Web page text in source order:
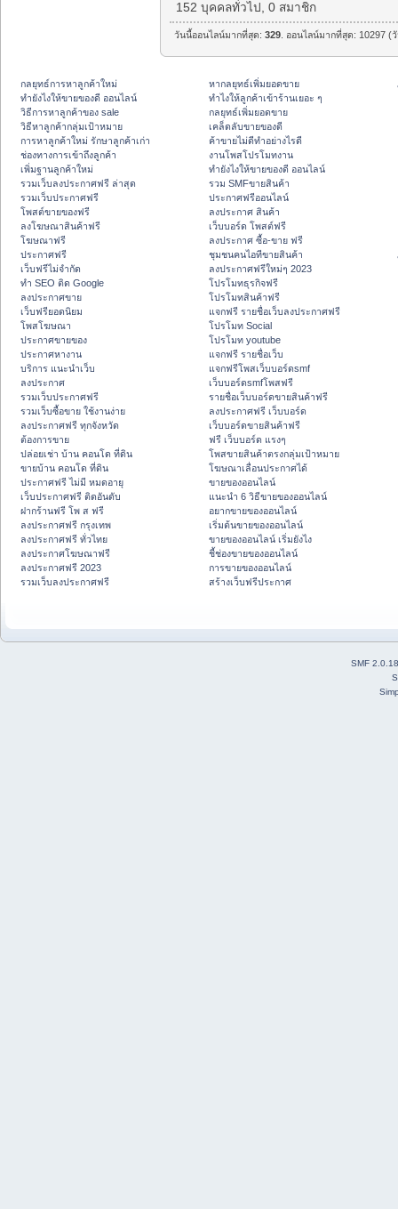
152 บุคคลทั่วไป, 0 สมาชิก
วันนี้ออนไลน์มากที่สุด:329 . ออนไลน์มากที่สุด: 10297
กลยุทธ์การหาลูกค้าใหม่
ทํายังไงให้ขายของดี ออนไลน์
วิธีการหาลูกค้าของ sale
วิธีหาลูกค้ากลุ่มเป้าหมาย
การหาลูกค้าใหม่ รักษาลูกค้าเก่า
ช่องทางการเข้าถึงลูกค้า
เพิ่มฐานลูกค้าใหม่
รวมเว็บลงประกาศฟรี ล่าสุด
รวมเว็บประกาศฟรี
โพสต์ขายของฟรี
ลงโฆษณาสินค้าฟรี
โฆษณาฟรี
ประกาศฟรี
เว็บฟรีไม่จำกัด
ทำ SEO ติด Google
ลงประกาศขาย
เว็บฟรียอดนิยม
โพสโฆษณา
ประกาศขายของ
ประกาศหางาน
บริการ แนะนำเว็บ
ลงประกาศ
รวมเว็บประกาศฟรี
รวมเว็บซื้อขาย ใช้งานง่าย
ลงประกาศฟรี ทุกจังหวัด
ต้องการขาย
ปล่อยเช่า บ้าน คอนโด ที่ดิน
ขายบ้าน คอนโด ที่ดิน
ประกาศฟรี ไม่มี หมดอายุ
เว็บประกาศฟรี ติดอันดับ
ฝากร้านฟรี โพ ส ฟรี
ลงประกาศฟรี กรุงเทพ
ลงประกาศฟรี ทั่วไทย
ลงประกาศโฆษณาฟรี
ลงประกาศฟรี 2023
รวมเว็บลงประกาศฟรี
หากลยุทธ์เพิ่มยอดขาย
ทําไงให้ลูกค้าเข้าร้านเยอะ ๆ
กลยุทธ์เพิ่มยอดขาย
เคล็ดลับขายของดี
ค้าขายไม่ดีทำอย่างไรดี
งานโพสโปรโมทงาน
ทํายังไงให้ขายของดี ออนไลน์
รวม SMFขายสินค้า
ประกาศฟรีออนไลน์
ลงประกาศ สินค้า
เว็บบอร์ด โพสต์ฟรี
ลงประกาศ ซื้อ-ขาย ฟรี
ชุมชนคนไอทีขายสินค้า
ลงประกาศฟรีใหม่ๆ 2023
โปรโมทธุรกิจฟรี
โปรโมทสินค้าฟรี
แจกฟรี รายชื่อเว็บลงประกาศฟรี
โปรโมท Social
โปรโมท youtube
แจกฟรี รายชื่อเว็บ
แจกฟรีโพสเว็บบอร์ดsmf
เว็บบอร์ดsmfโพสฟรี
รายชื่อเว็บบอร์ดขายสินค้าฟรี
ลงประกาศฟรี เว็บบอร์ด
เว็บบอร์ดขายสินค้าฟรี
ฟรี เว็บบอร์ด แรงๆ
โพสขายสินค้าตรงกลุ่มเป้าหมาย
โฆษณาเลื่อนประกาศได้
ขายของออนไลน์
แนะนำ 6 วิธีขายของออนไลน์
อยากขายของออนไลน์
เริ่มต้นขายของออนไลน์
ขายของออนไลน์ เริ่มยังไง
ชี้ช่องขายของออนไลน์
การขายของออนไลน์
สร้างเว็บฟรีประกาศ
SMF 2.0.18